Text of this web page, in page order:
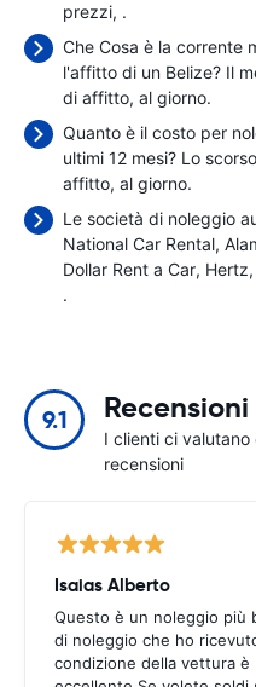
prezzi, .
Che Cosa è la corrente
l'affitto di un Belize? Il
di affitto, al giorno.
Quanto è il costo per
ultimi 12 mesi? Lo
affitto, al giorno.
Le società di noleggio
National Car Rental
Dollar Rent a Car Hertz
.
9.1
I clienti ci valutano
recensioni
Isaias Alberto
Questo è un noleggio più
di noleggio che ho
condizione della vettura è